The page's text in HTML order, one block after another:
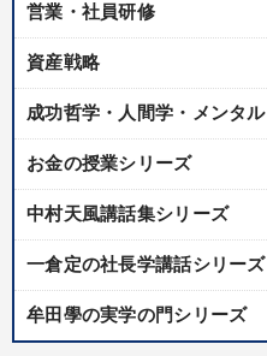
営業・社員研修
資産戦略
成功哲学・人間学・メンタル
お金の授業シリーズ
中村天風講話集シリーズ
一倉定の社長学講話シリーズ
牟田學の実学の門シリーズ